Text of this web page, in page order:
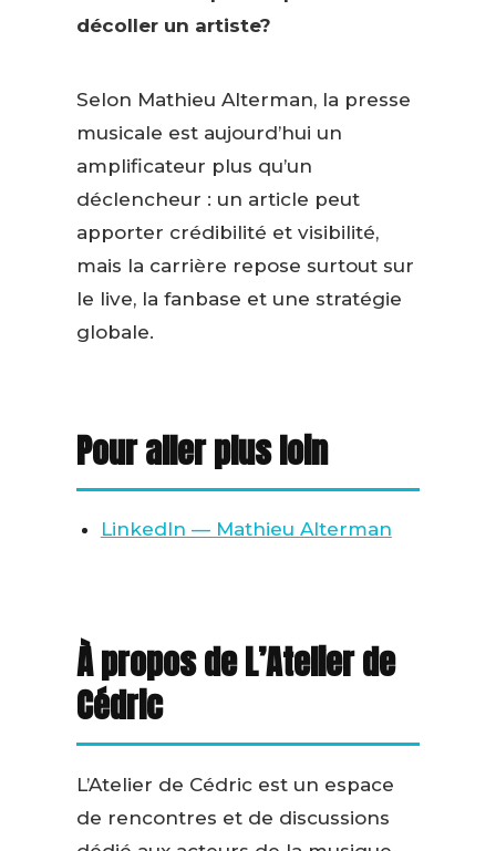
décoller un artiste?
Selon Mathieu Alterman, la presse
musicale est aujourd’hui un
amplificateur plus qu’un
déclencheur : un article peut
apporter crédibilité et visibilité,
mais la carrière repose surtout sur
le live, la fanbase et une stratégie
globale.
Pour aller plus loin
LinkedIn — Mathieu Alterman
À propos de L’Atelier de
Cédric
L’Atelier de Cédric est un espace
de rencontres et de discussions